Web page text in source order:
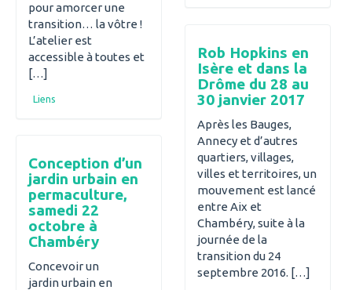
pour amorcer une
transition… la vôtre !
L’atelier est
accessible à toutes et
[…]
Liens
Rob Hopkins en
Isère et dans la
Drôme du 28 au
30 janvier 2017
Après les Bauges,
Annecy et d’autres
quartiers, villages,
villes et territoires, un
mouvement est lancé
entre Aix et
Chambéry, suite à la
journée de la
transition du 24
septembre 2016. […]
Conception d’un
jardin urbain en
permaculture,
samedi 22
octobre à
Chambéry
Concevoir un
jardin urbain en